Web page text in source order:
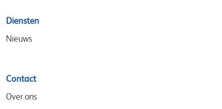
Diensten
Nieuws
Contact
Over ons